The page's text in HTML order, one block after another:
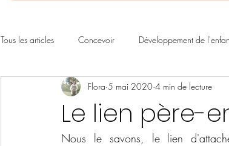
Tous les articles Concevoir Développement de
Focus sur papa Soutien à la parentalité
Le lien père-
Flora 5 mai 2020 4 min de lecture
Nous le savons, le lien